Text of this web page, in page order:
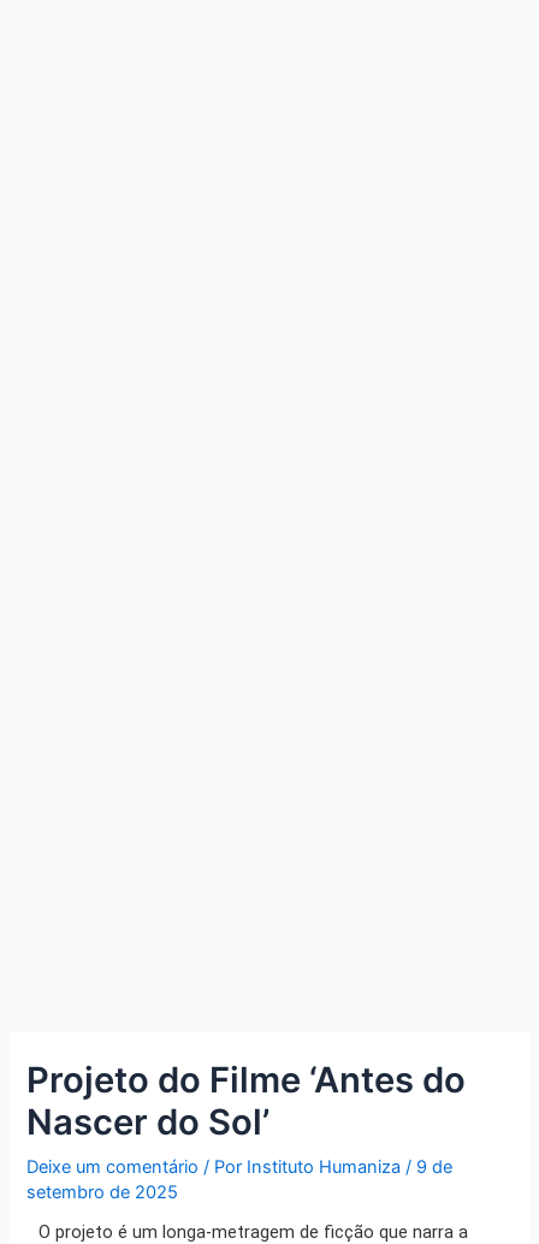
Projeto do Filme ‘Antes do
Nascer do Sol’
Deixe um comentário / Por Instituto Humaniza / 9 de
setembro de 2025
O projeto é um longa-metragem de ficção que narra a